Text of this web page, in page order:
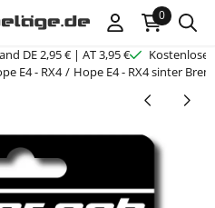
Einstellungen wählen oder alle
0
DE 2,95 € | AT 3,95 €
E4 - RX4 / Hope E4 - RX4 sinter